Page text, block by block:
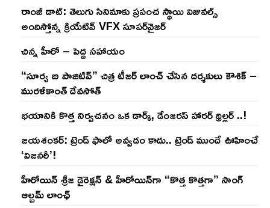
రాంజీ డాట్: తెలుగు సినిమాకు ప్రపంచ స్థాయి విజువల్స్
అందిస్తోన్న క్రియేటివ్ VFX సూపర్‌వైజర్
చిన్న హీరో – పెద్ద సహాయం
“సూర్య బి పాజిటివ్” చిత్ర టీజర్ లాంచ్ చేసిన‌ దర్శకులు కౌశిక్ –
మురళీకాంత్ దేవసోత్
భయానికి కొత్త నిర్వచనం ఒక డార్క్, డేంజరస్ హారర్ థ్రిల్లర్ ..!
జయశంకర్: ట్రెండ్‌ ఫాలో అవ్వడం కాదు.. ట్రెండ్‌ ముందే ఊహించే
‘విజనరీ’!
హీరోయిన్ శ్రీజ డైరెక్ష‌న్ & హీరోయిన్‌గా “కొత్త కొత్తగా” సాంగ్
ఆల్బమ్ లాంఛ్